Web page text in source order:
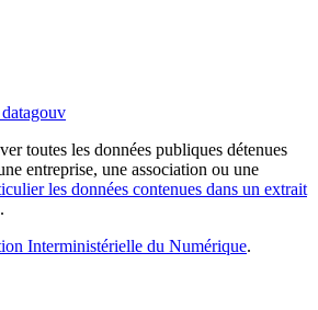
toutes les données publiques détenues
entreprise, une association ou une
les données contenues dans un extrait
Interministérielle du Numérique.